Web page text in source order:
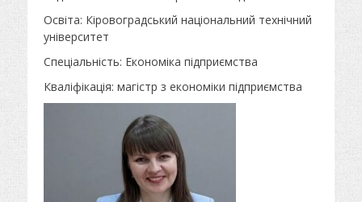
Освіта: Кіровоградський національний технічний
університет
Спеціальність: Економіка підприємства
Кваліфікація: магістр з економіки підприємства